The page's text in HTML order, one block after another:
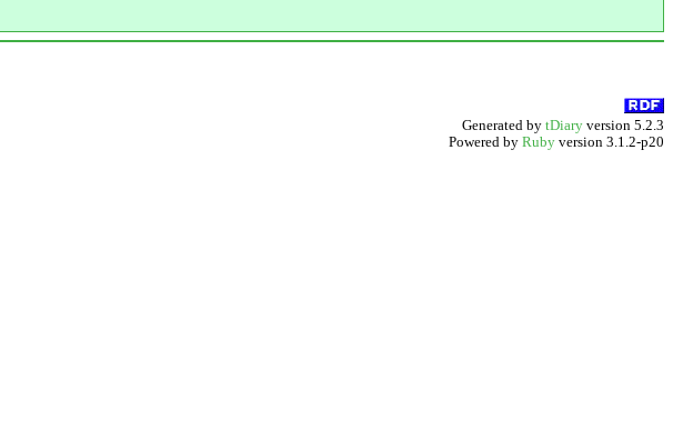
Generated by tDiary version 5.2.3
Powered by Ruby version 3.1.2-p20